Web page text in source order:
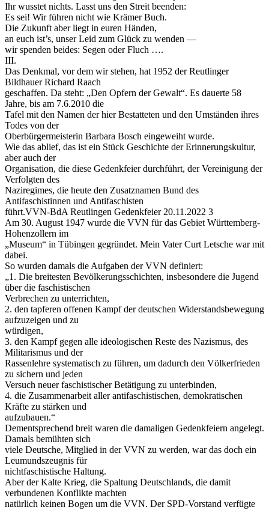
Ihr wusstet nichts. Lasst uns den Streit beenden:
Es sei! Wir führen nicht wie Krämer Buch.
Die Zukunft aber liegt in euren Händen,
an euch ist’s, unser Leid zum Glück zu wenden —
wir spenden beides: Segen oder Fluch ….
III.
Das Denkmal, vor dem wir stehen, hat 1952 der Reutlinger
Bildhauer Richard Raach
geschaffen. Da steht: „Den Opfern der Gewalt“. Es dauerte 58
Jahre, bis am 7.6.2010 die
Tafel mit den Namen der hier Bestatteten und den Umständen ihres
Todes von der
Oberbürgermeisterin Barbara Bosch eingeweiht wurde.
Wie das ablief, das ist ein Stück Geschichte der Erinnerungskultur,
aber auch der
Organisation, die diese Gedenkfeier durchführt, der Vereinigung der
Verfolgten des
Naziregimes, die heute den Zusatznamen Bund des
Antifaschistinnen und Antifaschisten
führt.VVN-BdA Reutlingen Gedenkfeier 20.11.2022 3
Am 30. August 1947 wurde die VVN für das Gebiet Württemberg-
Hohenzollern im
„Museum“ in Tübingen gegründet. Mein Vater Curt Letsche war mit
dabei.
So wurden damals die Aufgaben der VVN definiert:
„1. Die breitesten Bevölkerungsschichten, insbesondere die Jugend
über die faschistischen
Verbrechen zu unterrichten,
2. den tapferen offenen Kampf der deutschen Widerstandsbewegung
aufzuzeigen und zu
würdigen,
3. den Kampf gegen alle ideologischen Reste des Nazismus, des
Militarismus und der
Rassenlehre systematisch zu führen, um dadurch den Völkerfrieden
zu sichern und jeden
Versuch neuer faschistischer Betätigung zu unterbinden,
4. die Zusammenarbeit aller antifaschistischen, demokratischen
Kräfte zu stärken und
aufzubauen.“
Dementsprechend breit waren die damaligen Gedenkfeiern angelegt.
Damals bemühten sich
viele Deutsche, Mitglied in der VVN zu werden, war das doch ein
Leumundszeugnis für
nichtfaschistische Haltung.
Aber der Kalte Krieg, die Spaltung Deutschlands, die damit
verbundenen Konflikte machten
natürlich keinen Bogen um die VVN. Der SPD-Vorstand verfügte